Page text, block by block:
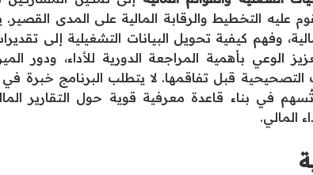
عليه التخطيط والرقابة المالية على المدى
وفهم كيفية تحويل البيانات التشغيلية إلى
الوعي بأهمية المراجعة الدورية للأداء، ودور
التصحيحية قبل تفاقمها. لا يتطلب البرنامج خبرة
في بناء قاعدة معرفية قوية حول التقارير
المالي.